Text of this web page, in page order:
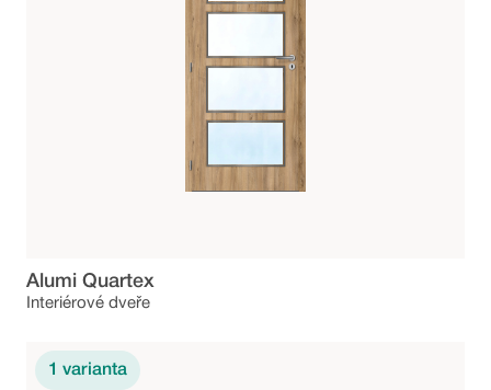
Alumi Quartex
Interiérové dveře
1 varianta